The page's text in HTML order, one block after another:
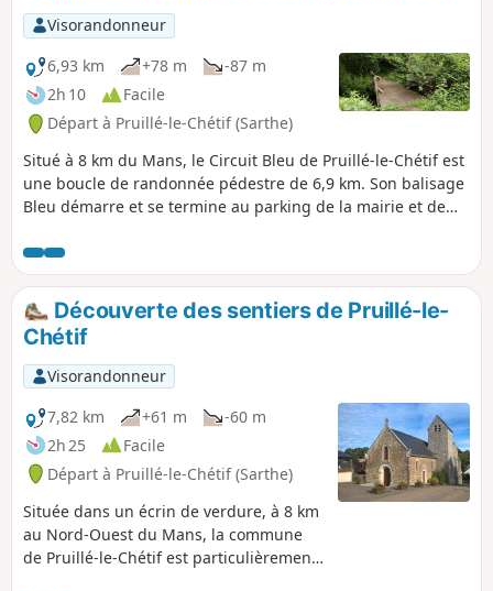
Visorandonneur
6,93 km
+78 m
-87 m
2h 10
Facile
Départ à Pruillé-le-Chétif (Sarthe)
Situé à 8 km du Mans, le Circuit Bleu de Pruillé-le-Chétif est
une boucle de randonnée pédestre de 6,9 km. Son balisage
Bleu démarre et se termine au parking de la mairie et de
terre sur environ 60 % de son tracé et offre une véritable
immersion dans le bocage sarthois. Entre petits bois,
chemins creux et le franchissement de l’Orne Champenoise
par un charmant petit pont, la randonnée dévoile toute la
richesse du paysage.
Découverte des sentiers de Pruillé-le-
Chétif
Visorandonneur
7,82 km
+61 m
-60 m
2h 25
Facile
Départ à Pruillé-le-Chétif (Sarthe)
Située dans un écrin de verdure, à 8 km
au Nord-Ouest du Mans, la commune
de Pruillé-le-Chétif est particulièrement